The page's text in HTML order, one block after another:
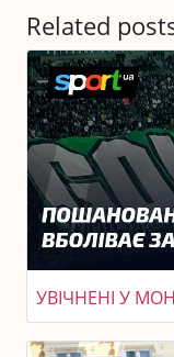
Related
УВІЧНЕНІ У